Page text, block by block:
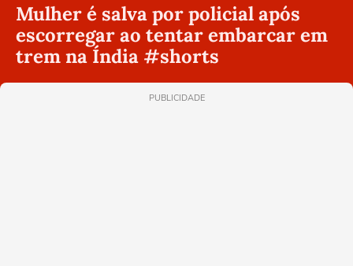
Mulher é salva por policial após
escorregar ao tentar embarcar em
trem na Índia #shorts
PUBLICIDADE